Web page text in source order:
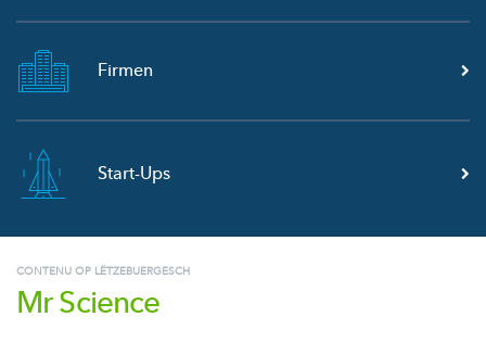
Firmen
Start-Ups
CONTENU OP LËTZEBUERGESCH
Mr Science